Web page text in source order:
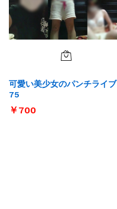
可愛い美少女のパンチライブ
75
￥700